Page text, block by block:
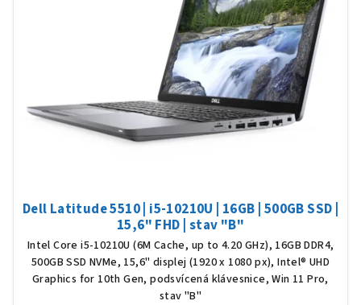
Dell Latitude 5510 | i5-10210U | 16GB | 500GB SSD |
15,6" FHD | stav "B"
Intel Core i5-10210U (6M Cache, up to 4.20 GHz), 16GB DDR4,
500GB SSD NVMe, 15,6" displej (1920 x 1080 px), Intel® UHD
Graphics for 10th Gen, podsvícená klávesnice, Win 11 Pro,
stav "B"